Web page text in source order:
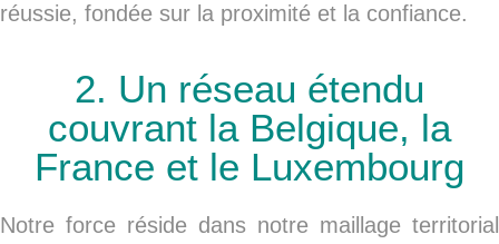
réussie, fondée sur la proximité et la confiance.
2. Un réseau étendu
couvrant la Belgique, la
France et le Luxembourg
Notre force réside dans notre maillage territorial